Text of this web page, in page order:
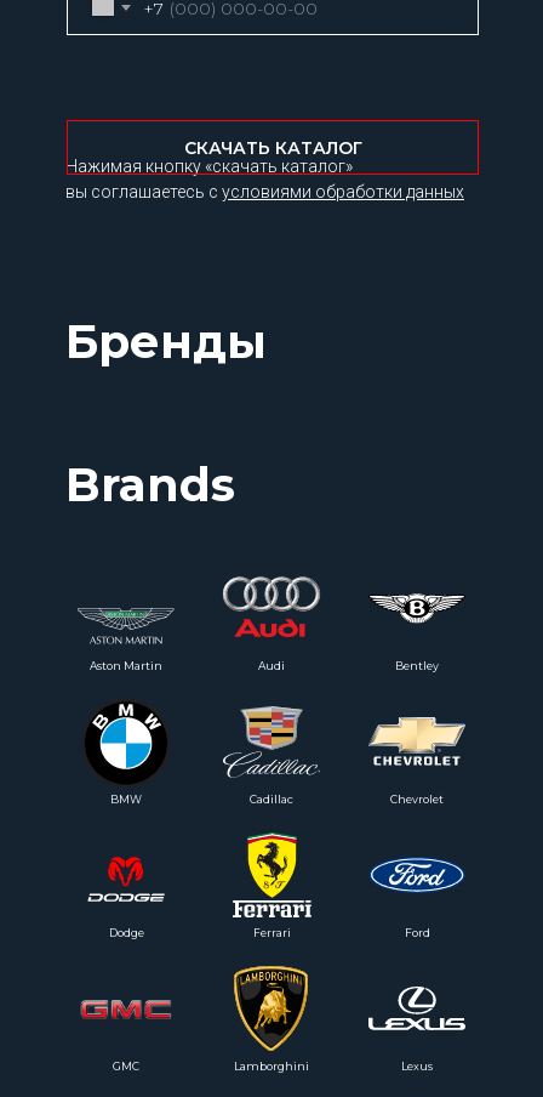
Нажимая кнопку «скачать каталог»
вы соглашаетесь с условиями обработки данных
+7
СКАЧАТЬ КАТАЛОГ
Бренды
Brands
Cadillac Chevrolet
Ferrari
Lamborghini Lexus
Aston Martin Audi Bentley
BMW
Ford
Dodge
GMC